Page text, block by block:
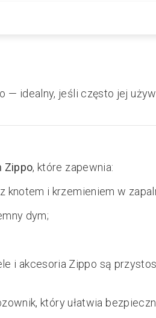
— idealny, jeśli często jej
Zippo, które zapewnia:
knotem i krzemieniem w
dym;
i akcesoria Zippo są
który ułatwia